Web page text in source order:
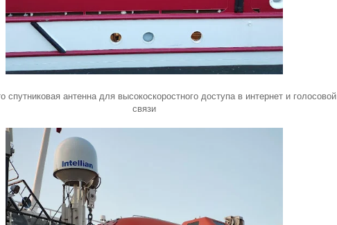
спутниковая антенна для высокоскоростного доступа в интернет и голосовой
связи